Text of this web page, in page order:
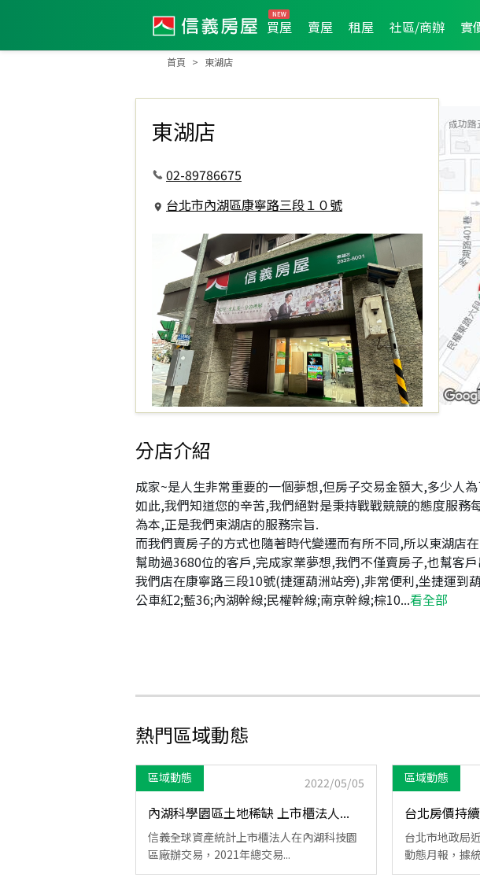
買屋 賣屋 租屋 社區/商辦 實
首頁 東湖店
東湖店
02-89786675
台北市內湖區康寧路三段１０號
分店介紹
成家~是人生非常重要的一個夢想,但房子交易金額大,多少人
如此,我們知道您的辛苦,我們絕對是秉持戰戰競競的態度服務
為本,正是我們東湖店的服務宗旨.
而我們賣房子的方式也隨著時代變遷而有所不同,所以東湖店
幫助過3680位的客戶,完成家業夢想,我們不僅賣房子,也幫客戶
我們店在康寧路三段10號(捷運葫洲站旁),非常便利,坐捷運到
公車紅2;藍36;內湖幹線;民權幹線;南京幹線;棕10...看全部
熱門區域動態
區域動態 2022/05/05
內湖科學園區土地稀缺 上市櫃法人...
信義全球資產統計上市櫃法人在內湖科技園
區廠辦交易，2021年總交易...
區域動態
台北房價持
台北市地政局
動態月報，據